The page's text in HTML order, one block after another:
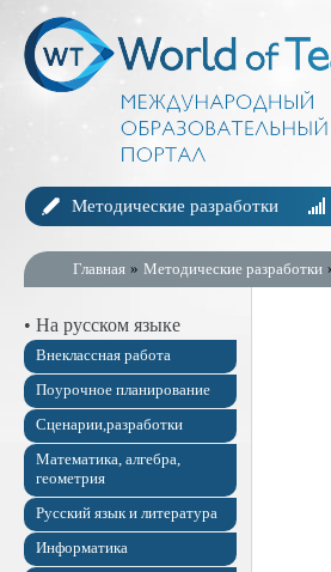
Методические разработки
Главная » Методические разработки
• На русском языке
Внеклассная работа
Поурочное планирование
Сценарии,разработки
Математика, алгебра,
геометрия
Русский язык и литература
Информатика